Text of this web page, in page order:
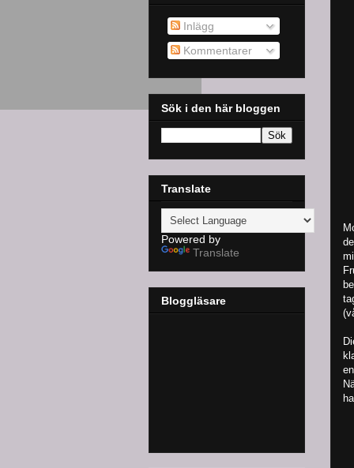
Inlägg
Kommentarer
Sök i den här bloggen
Translate
Powered by
Translate
Bloggläsare